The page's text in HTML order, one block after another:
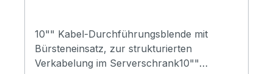
10"" Kabel-Durchführungsblende mit
Bürsteneinsatz, zur strukturierten
Verkabelung im Serverschrank10""